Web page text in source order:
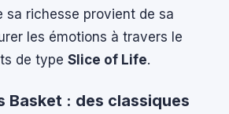
sa richesse provient de sa
les émotions à travers le
de type Slice of Life.
Basket : des classiques